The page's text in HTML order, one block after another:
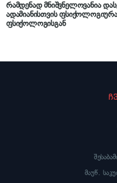
რამდენად მნიშვნელოვანია
ადამიანისთვის
ფსიქოლოგისგან
მაუწ.